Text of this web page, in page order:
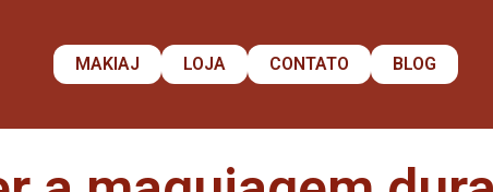
MAKIAJ LOJA CONTATO BLOG